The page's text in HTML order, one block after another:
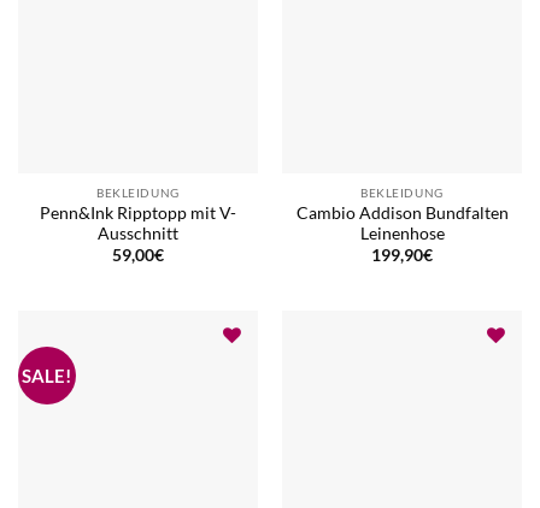
BEKLEIDUNG
Penn&Ink Ripptopp mit V-
Ausschnitt
59,00€
BEKLEIDUNG
Cambio Addison Bundfalten
Leinenhose
199,90€